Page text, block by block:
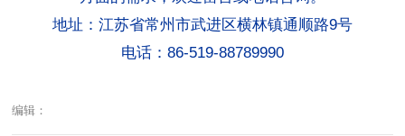
地址：江苏省常州市武进区横林镇通顺路9号
电话：86-519-88789990
编辑：